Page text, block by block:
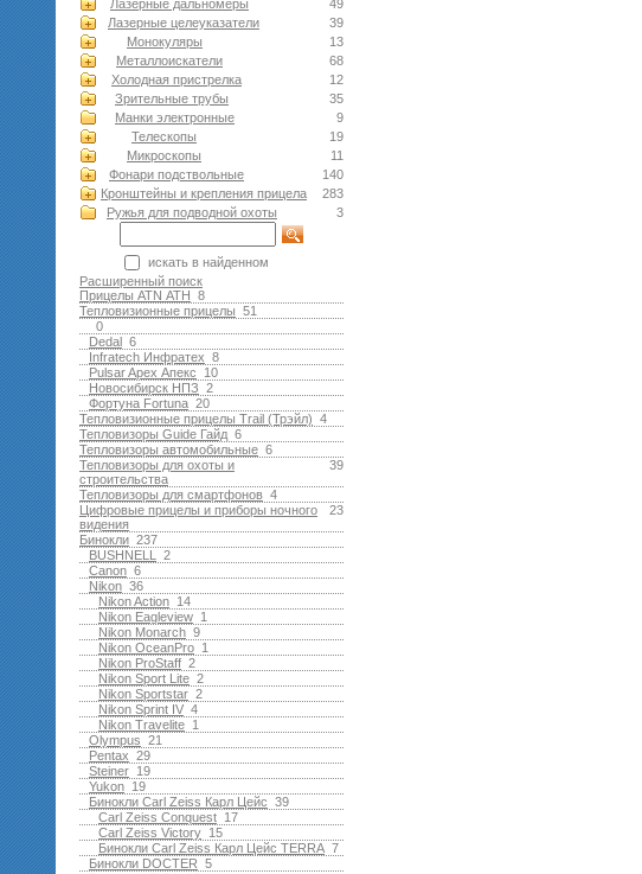
49
Лазерные дальномеры
39
Лазерные целеуказатели
13
Монокуляры
68
Металлоискатели
12
Холодная пристрелка
35
Зрительные трубы
9
Манки электронные
19
Телескопы
11
Микроскопы
140
Фонари подствольные
283
Кронштейны и крепления прицела
3
Ружья для подводной оxоты
искать в найденном
Расширенный поиск
8
Прицелы ATN АТН
51
Тепловизионные прицелы
0
6
Dedal
8
Infratech Инфратех
10
Pulsar Apex Апекс
2
Новосибирск НПЗ
20
Фортуна Fortuna
4
Тепловизионные прицелы Trail (Трэйл)
6
Тепловизоры Guide Гайд
6
Тепловизоры автомобильные
39
Тепловизоры для охоты и
строительства
4
Тепловизоры для смартфонов
23
Цифровые прицелы и приборы ночного
видения
237
Бинокли
2
BUSHNELL
6
Canon
36
Nikon
14
Nikon Action
1
Nikon Eagleview
9
Nikon Monarch
1
Nikon OceanPro
2
Nikon ProStaff
2
Nikon Sport Lite
2
Nikon Sportstar
4
Nikon Sprint IV
1
Nikon Travelite
21
Olympus
29
Pentax
19
Steiner
19
Yukon
39
Бинокли Carl Zeiss Карл Цейс
17
Carl Zeiss Conquest
15
Carl Zeiss Victory
7
Бинокли Carl Zeiss Карл Цейс TERRA
5
Бинокли DOCTER